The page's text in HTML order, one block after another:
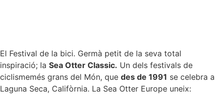
El Festival de la bici. Germà petit de la seva total
inspiració; la Sea Otter Classic. Un dels festivals de
ciclismemés grans del Món, que des de 1991 se celebra a
Laguna Seca, Califòrnia. La Sea Otter Europe uneix: